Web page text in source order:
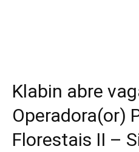
Klabin abre
Operadora(or)
Florestais II –